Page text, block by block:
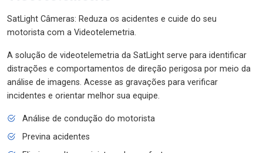
SatLight Câmeras: Reduza os acidentes e cuide do seu
motorista com a Videotelemetria.
A solução de videotelemetria da SatLight serve para identificar
distrações e comportamentos de direção perigosa por meio da
análise de imagens. Acesse as gravações para verificar
incidentes e orientar melhor sua equipe.
Análise de condução do motorista
Previna acidentes